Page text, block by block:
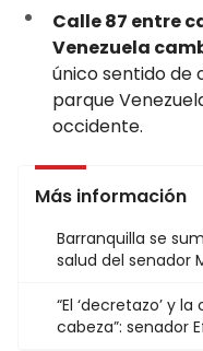
Calle 87 entre
Venezuela
único sentido de
parque
occidente.
Más información
Barranquilla se
salud del senador
“El ‘decretazo’ y
cabeza”: senador